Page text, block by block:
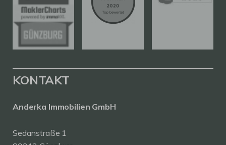
KONTAKT
Anderka Immobilien GmbH
Sedanstraße 1